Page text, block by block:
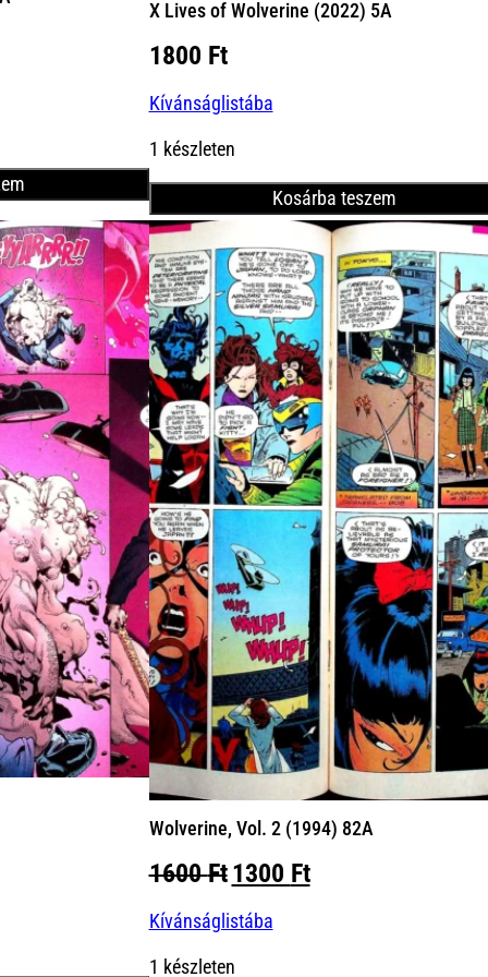
X Lives of Wolverine (2022) 5A
1800 Ft
Kívánságlistába
1 készleten
Kosárba teszem
Wolverine, Vol. 2 (1994) 82A
1600FtOriginal
was:
1300 FtCurrent
Kívánságlistába
1 készleten